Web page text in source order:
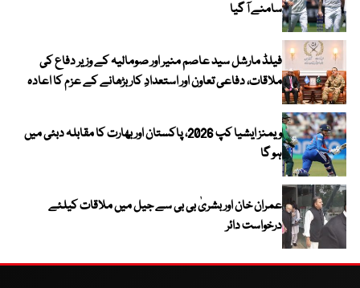
سامنے آ گیا
فیلڈ مارشل سید عاصم منیر اور صومالیہ کے وزیر دفاع کی
ملاقات، دفاعی تعاون اور استعدادِ کار بڑھانے کے عزم کا اعادہ
ویمنز ایشیا کپ 2026، پاکستان اور بھارت کا مقابلہ دبئی میں
ہو گا
عمران خان اور بشریٰ بی بی سے جیل میں ملاقات کیلئے
درخواست دائر